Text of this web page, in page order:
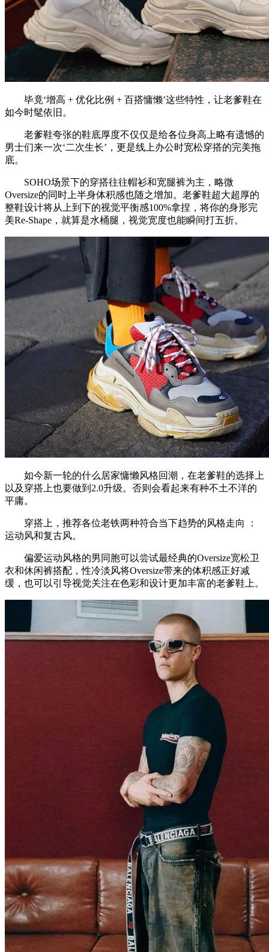
毕竟‘增高 + 优化比例 + 百搭慵懒’这些特性，让老爹鞋在
如今时髦依旧。
老爹鞋夸张的鞋底厚度不仅仅是给各位身高上略有遗憾的
男士们来一次‘二次生长’，更是线上办公时宽松穿搭的完美拖
底。
SOHO场景下的穿搭往往帽衫和宽腿裤为主，略微
Oversize的同时上半身体积感也随之增加。老爹鞋超大超厚的
整鞋设计将从上到下的视觉平衡感100%拿捏，将你的身形完
美Re-Shape，就算是水桶腿，视觉宽度也能瞬间打五折。
如今新一轮的什么居家慵懒风格回潮，在老爹鞋的选择上
以及穿搭上也要做到2.0升级。否则会看起来有种不土不洋的
平庸。
穿搭上，推荐各位老铁两种符合当下趋势的风格走向 ：
运动风和复古风。
偏爱运动风格的男同胞可以尝试最经典的Oversize宽松卫
衣和休闲裤搭配，性冷淡风将Oversize带来的体积感正好减
缓，也可以引导视觉关注在色彩和设计更加丰富的老爹鞋上。